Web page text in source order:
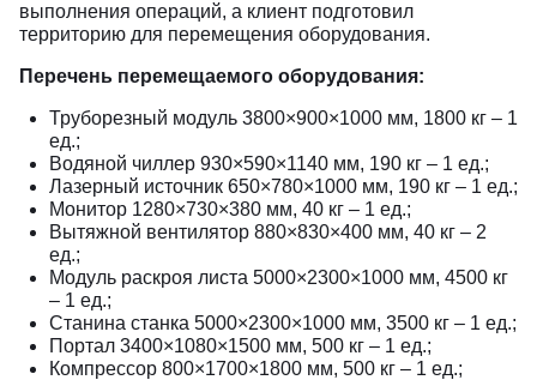
выполнения операций, а клиент подготовил
территорию для перемещения оборудования.
Перечень перемещаемого оборудования:
Труборезный модуль 3800×900×1000 мм, 1800 кг – 1
ед.;
Водяной чиллер 930×590×1140 мм, 190 кг – 1 ед.;
Лазерный источник 650×780×1000 мм, 190 кг – 1 ед.;
Монитор 1280×730×380 мм, 40 кг – 1 ед.;
Вытяжной вентилятор 880×830×400 мм, 40 кг – 2
ед.;
Модуль раскроя листа 5000×2300×1000 мм, 4500 кг
– 1 ед.;
Станина станка 5000×2300×1000 мм, 3500 кг – 1 ед.;
Портал 3400×1080×1500 мм, 500 кг – 1 ед.;
Компрессор 800×1700×1800 мм, 500 кг – 1 ед.;